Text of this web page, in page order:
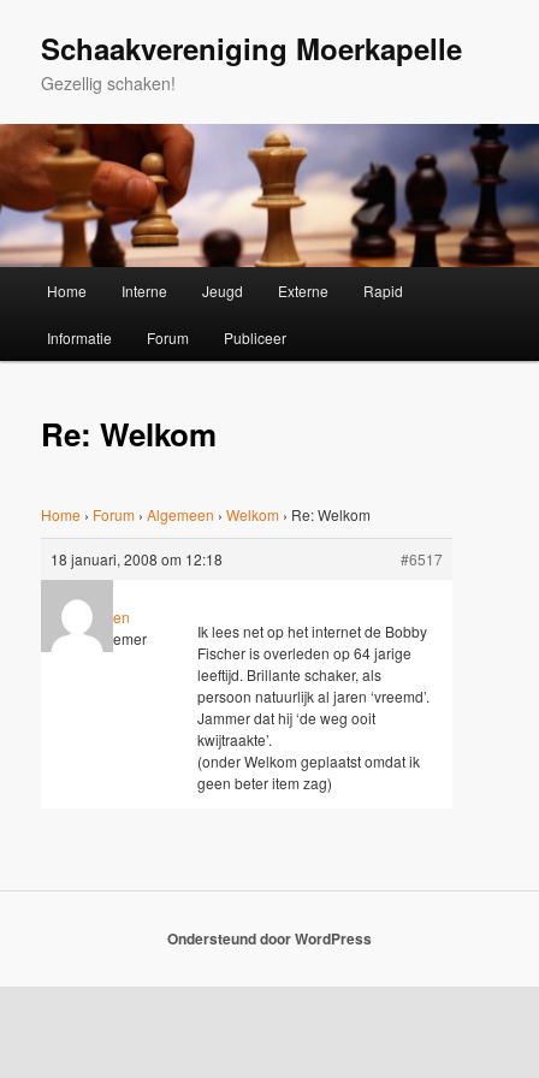
primaire
Schaakvereniging Moerkapelle
Gezellig schaken!
Home Interne Jeugd Externe Rapid
Informatie Forum Publiceer
Re: Welkom
Home › Forum › Algemeen › Welkom › Re: Welkom
18 januari, 2008 om 12:18 #6517
maarten
Deelnemer
Ik lees net op het internet de Bobby
Fischer is overleden op 64 jarige
leeftijd. Brillante schaker, als
persoon natuurlijk al jaren ‘vreemd’.
Jammer dat hij ‘de weg ooit
kwijtraakte’.
(onder Welkom geplaatst omdat ik
geen beter item zag)
Ondersteund door WordPress